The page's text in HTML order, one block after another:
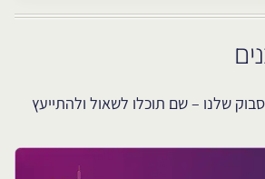
שלנו – שם תוכלו לשאול ולהתייעץ